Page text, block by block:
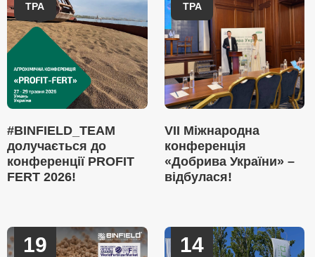
ТРА
#BINFIELD_TEAM
долучається до
конференції PROFIT
FERT 2026!
ТРА
VII Міжнародна
конференція
«Добрива України» –
відбулася!
19 14